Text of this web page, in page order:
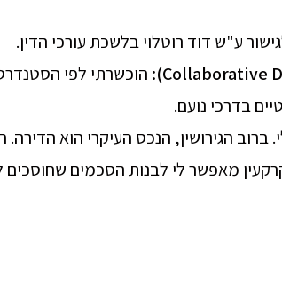
ע"ש דוד רוטלוי בלשכת עורכי הדין.
בדרכי נועם.
ברוב הגירושין, הנכס העיקרי הוא
מאפשר לי לבנות הסכמים